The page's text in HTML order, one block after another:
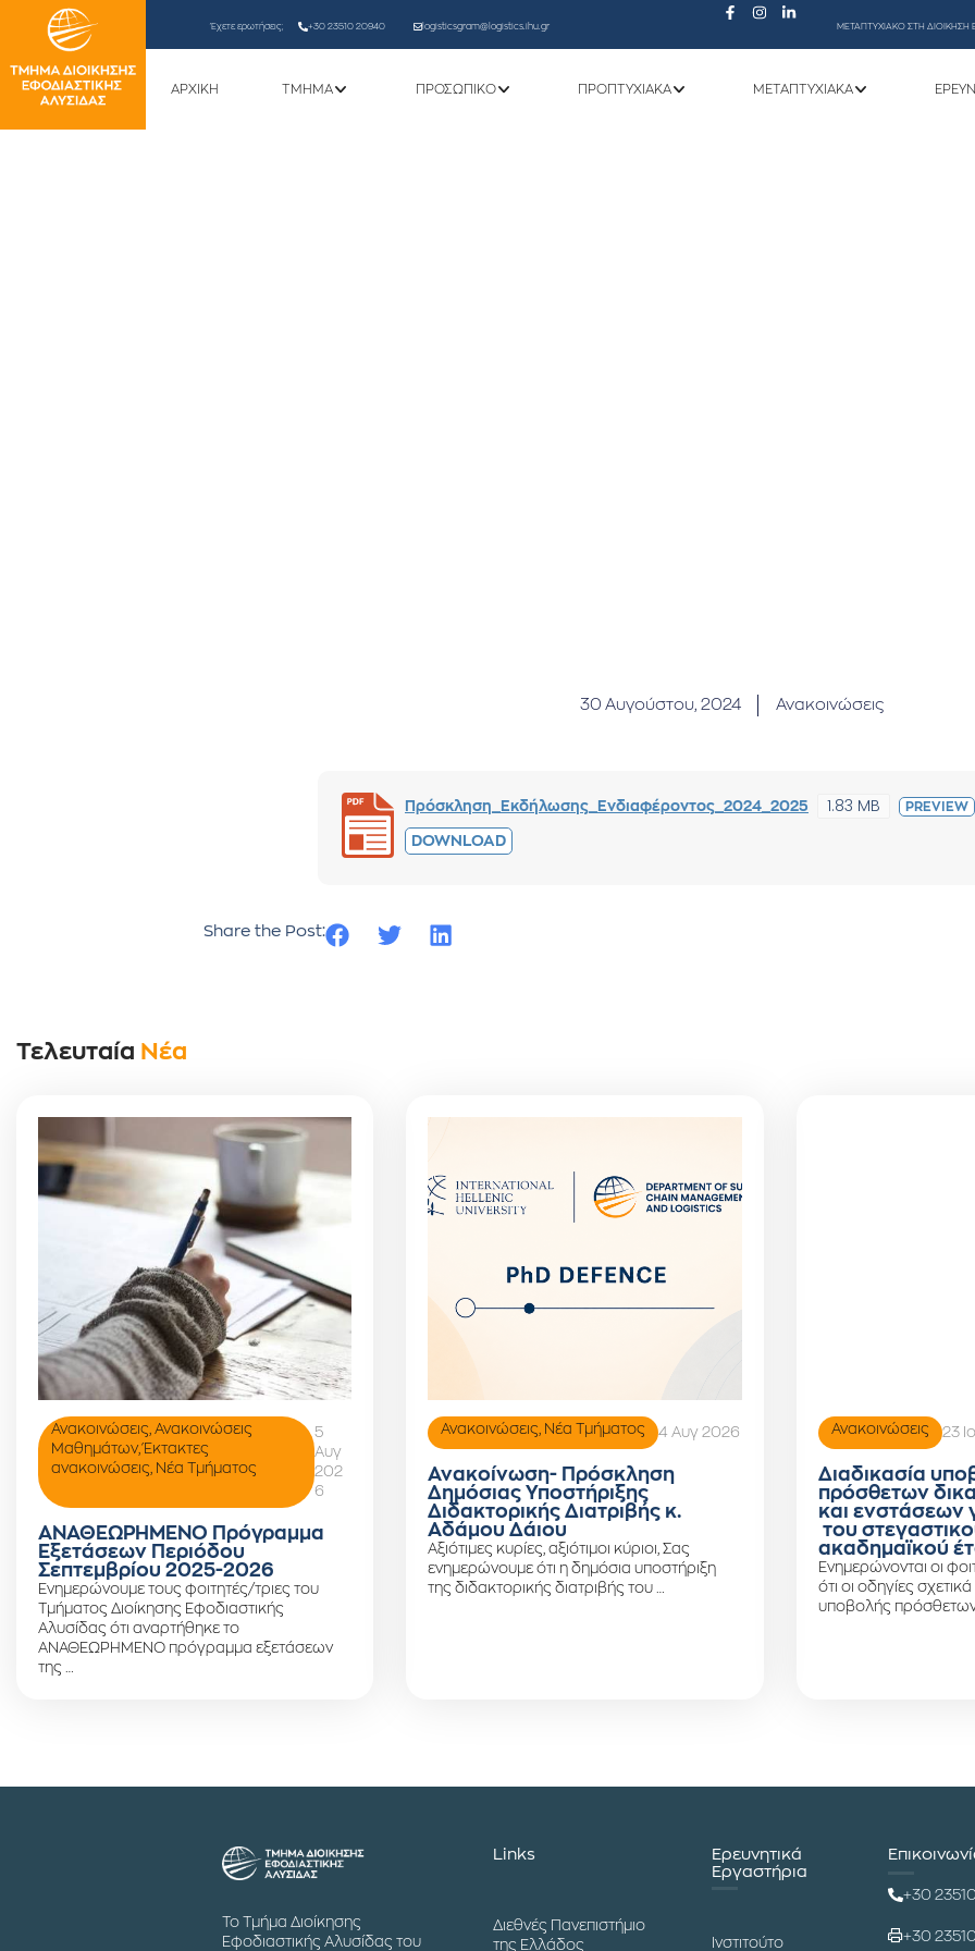
Έχετε ερωτήσεις; +30 23510 20940 logisticsgram@logistics.ihu.gr ΜΕΤΑΠΤΥΧΙΑΚΟ ΣΤΗ ΔΙΟΙΚΗΣΗ
ΑΡΧΙΚΗ ΤΜΗΜΑ ΠΡΟΣΩΠΙΚΌ ΠΡΟΠΤΥΧΙΑΚΆ ΜΕΤΑΠΤΥΧΙΑΚΆ
30 Αυγούστου, 2024 Ανακοινώσεις
Πρόσκληση_Εκδήλωσης_Ενδιαφέροντος_2024_2025 1.83 MB PREVIEW
DOWNLOAD
Share the Post:
Τελευταία Νέα
Ανακοινώσεις Ανακοινώσεις
Μαθημάτων,Έκτακτες
ανακοινώσεις
Νέα Τμήματος
5
Αυγ
202
6
ΑΝΑΘΕΩΡΗΜΕΝΟ Πρόγραμμα
Εξετάσεων Περιόδου
Σεπτεμβρίου 2025-2026
Ενημερώνουμε τους φοιτητές/τριες του
Τμήματος Διοίκησης Εφοδιαστικής
Αλυσίδας ότι αναρτήθηκε το
ΑΝΑΘΕΩΡΗΜΕΝΟ πρόγραμμα εξετάσεων
της …
Ανακοινώσεις Νέα Τμήματος 4 Αυγ 2026
Ανακοίνωση- Πρόσκληση
Δημόσιας Υποστήριξης
Διδακτορικής Διατριβής κ.
Αδάμου Δάιου
Αξιότιμες κυρίες, αξιότιμοι κύριοι, Σας
ενημερώνουμε ότι η δημόσια υποστήριξη
της διδακτορικής διατριβής του …
Ανακοινώσεις 23
Διαδικασία
πρόσθετων
και ενστάσεων
του
ακαδημαϊκού
Ενημερώνονται οι
ότι οι οδηγίες
υποβολής πρόσθετων
Το Τμήμα Διοίκησης
Εφοδιαστικής Αλυσίδας του
Links
Διεθνές Πανεπιστήμιο
της Ελλάδος
Ερευνητικά
Εργαστήρια
Ινστιτούτο
+30
+30